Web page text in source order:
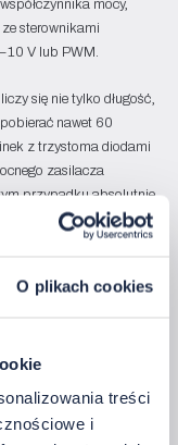
O plikach cookies
treści
i
sterownikami
V lub PWM.
się nie tylko długość,
nawet 60
z trzystoma diodami
zasilacza
przypadku absolutnie
Niezbędne są
i zabezpieczenia
o których warto
taśmy o minimum